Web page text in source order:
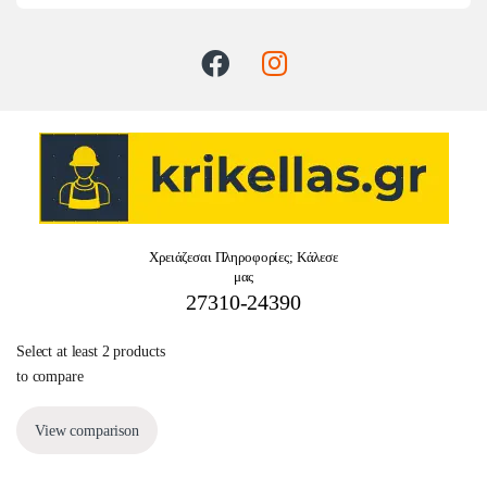
Χρειάζεσαι Πληροφορίες; Κάλεσε
μας
27310-24390
Select at least 2 products
to compare
View comparison